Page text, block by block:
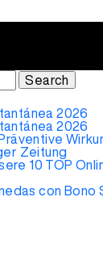
2026
2026
Zeitung
10 TOP
con Bono